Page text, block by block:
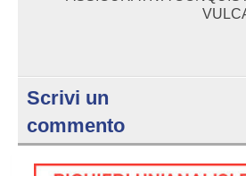
Scrivi un
commento